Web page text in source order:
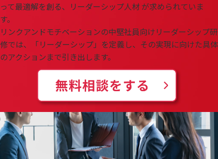
って最適解を創る、リーダーシップ人材 が求められていま
す。
リンクアンドモチベーションの中堅社員向けリーダーシップ研
修では、「リーダーシップ」を定義し、その実現に向けた具体
のアクションまで引き出します。